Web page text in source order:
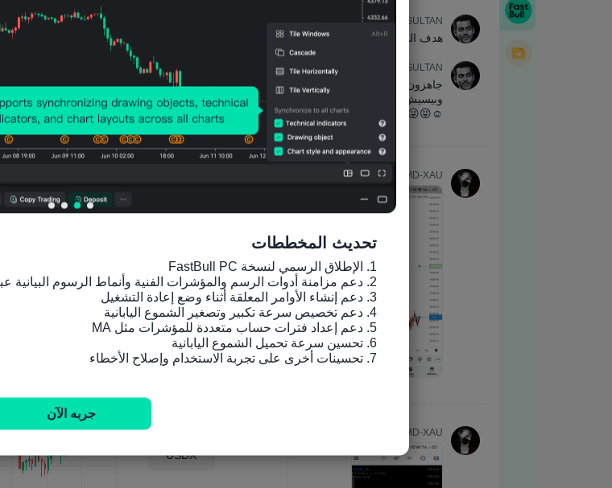
02 أبريل 2024 ، 01:30
20 فبراير 2024 ، 00:30
19 ديسمبر 2023 ، 00:30
19 سبتمبر 2023 ، 01:30
15 أغسطس 2023 ، 01:30
18 يوليو 2023 ، 01:30
20 يونيو 2023 ، 01:30
تحليل التأثير M1
AUDUSD
XAUUSD
USDX
تحديث المخططات
7. تحسينات أخرى على تجربة الاستخدام وإصلاح الأخطاء
جربه الآن